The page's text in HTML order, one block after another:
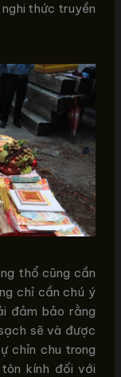
thức truyền
thổ cũng cần
chỉ cần chú ý
đảm bảo rằng
sẽ và được
chỉn chu trong
kính đối với